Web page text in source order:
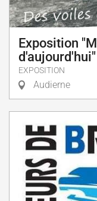
Exposition
d'aujourd'hui"
EXPOSITION
Audierne